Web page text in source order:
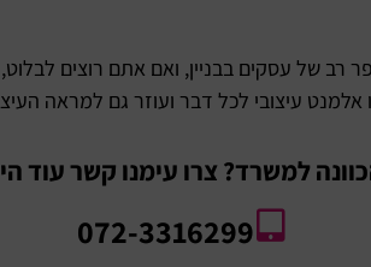
רב של עסקים בבניין, ואם אתם רוצים
עיצובי לכל דבר ועוזר גם למראה
למשרד? צרו עימנו קשר עוד
072-3316299